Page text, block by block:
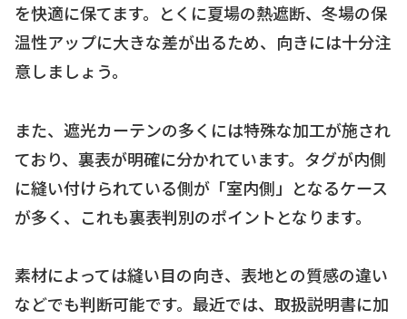
を快適に保てます。とくに夏場の熱遮断、冬場の保
温性アップに大きな差が出るため、向きには十分注
意しましょう。
また、遮光カーテンの多くには特殊な加工が施され
ており、裏表が明確に分かれています。タグが内側
に縫い付けられている側が「室内側」となるケース
が多く、これも裏表判別のポイントとなります。
素材によっては縫い目の向き、表地との質感の違い
などでも判断可能です。最近では、取扱説明書に加